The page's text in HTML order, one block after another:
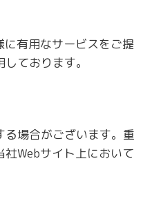
に有用なサービスをご提
ております。
場合がございます。重
Webサイト上において